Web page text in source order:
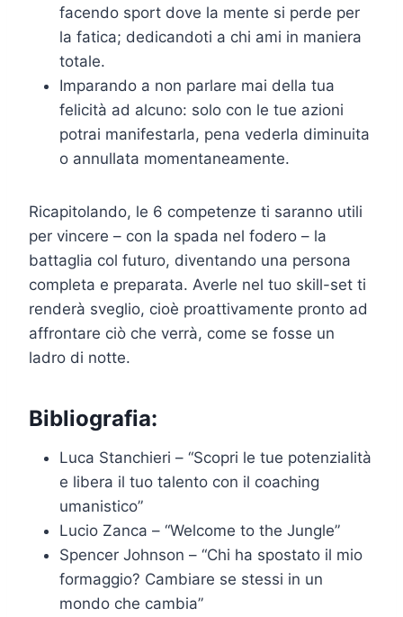
facendo sport dove la mente si perde per
la fatica; dedicandoti a chi ami in maniera
totale.
Imparando a non parlare mai della tua
felicità ad alcuno: solo con le tue azioni
potrai manifestarla, pena vederla diminuita
o annullata momentaneamente.
Ricapitolando, le 6 competenze ti saranno utili
per vincere – con la spada nel fodero – la
battaglia col futuro, diventando una persona
completa e preparata. Averle nel tuo skill-set ti
renderà sveglio, cioè proattivamente pronto ad
affrontare ciò che verrà, come se fosse un
ladro di notte.
Bibliografia:
Luca Stanchieri – “Scopri le tue potenzialità
e libera il tuo talento con il coaching
umanistico”
Lucio Zanca – “Welcome to the Jungle”
Spencer Johnson – “Chi ha spostato il mio
formaggio? Cambiare se stessi in un
mondo che cambia”